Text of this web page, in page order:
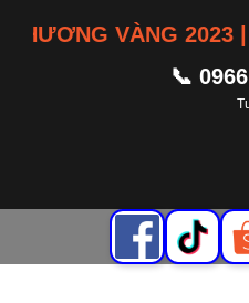
VÀNG 2023 |
📞